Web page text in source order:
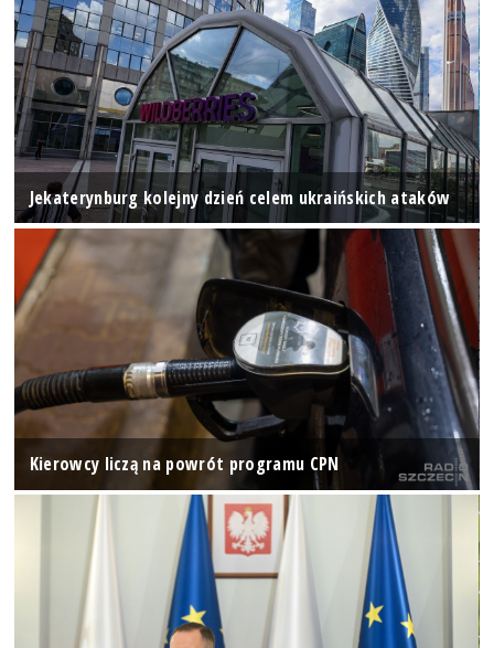
Jekaterynburg kolejny dzień celem ukraińskich ataków
Kierowcy liczą na powrót programu CPN